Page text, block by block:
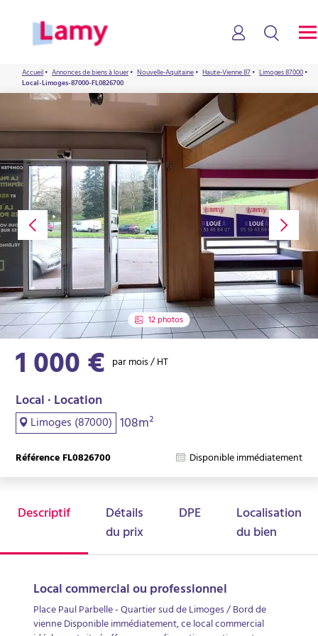
Accueil• Annonces de biens à louer• Nouvelle-Aquitaine• Haute-Vienne 87• Limoges 87000•
Local-Limoges-87000-FL0826700
12 photos
Local · Location
Limoges (87000) 108m²
1 000 € par mois / HT
Référence FL0826700 Disponible immédiatement
Descriptif Détails
du prix
DPE Localisation
du bien
Local commercial ou professionnel
Place Paul Parbelle - Quartier sud de Limoges / Bord de
vienne Disponible immédiatement, ce local commercial